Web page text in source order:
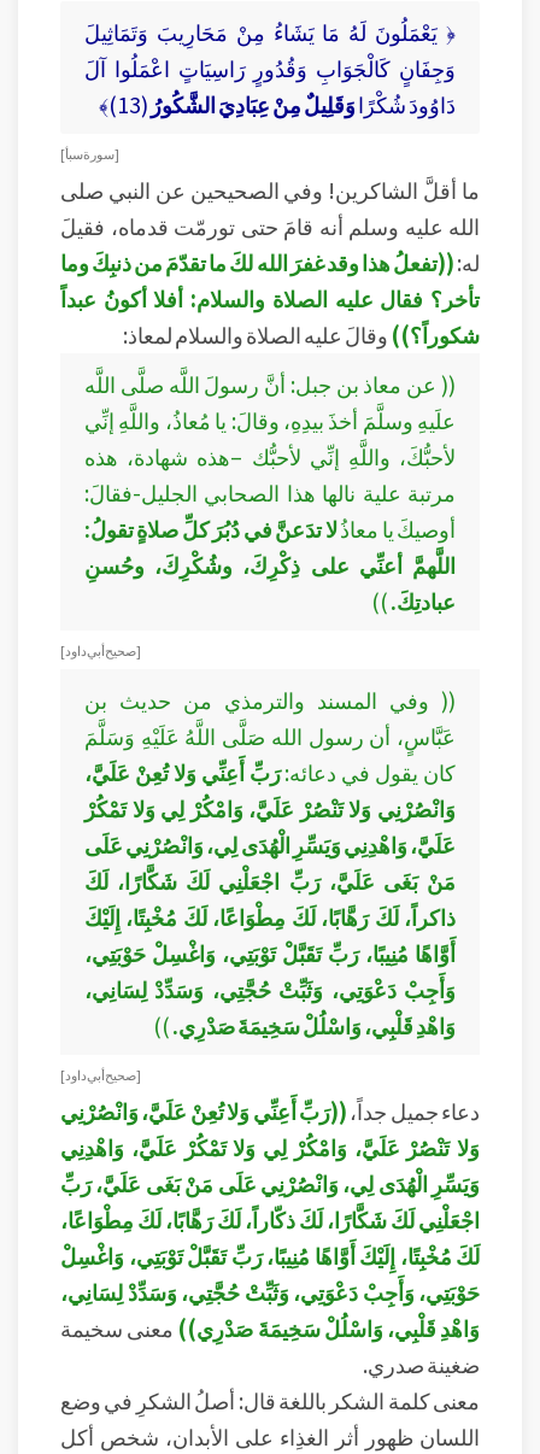
﴿ يَعْمَلُونَ لَهُ مَا يَشَاءُ مِنْ مَحَارِيبَ وَتَمَاثِيلَ
وَجِفَانٍ كَالْجَوَابِ وَقُدُورٍ رَاسِيَاتٍ اعْمَلُوا آلَ
دَاوُودَ شُكْرًاوَقَلِيلٌ مِنْ عِبَادِيَ الشَّكُورُ (13)﴾
[ سورة سبأ ]
ما أقلَّ الشاكرين! وفي الصحيحين عن النبي صلى
الله عليه وسلم أنه قامَ حتى تورمّت قدماه، فقيلَ
له:((تفعلُ هذا وقد غفرَ الله لكَ ما تقدّمَ من ذنبِكَ وما
تأخر؟ فقال عليه الصلاة والسلام: أفلا أكونُ عبداً
شكوراً؟))وقالَ عليه الصلاة والسلام لمعاذ:
(( عن معاذ بن جبل: أنَّ رسولَ اللَّه صلَّى اللَّه
علَيهِ وسلَّمَ أخذَ بيدِهِ، وقالَ: يا مُعاذُ، واللَّهِ إنِّي
لأحبُّكَ، واللَّهِ إنِّي لأحبُّك –هذه شهادة، هذه
مرتبة علية نالها هذا الصحابي الجليل-فقالَ:
أوصيكَ يا معاذُلا تدَعنَّ في دُبُرَ كلِّ صلاةٍ تقولُ:
اللَّهمَّ أعنِّي على ذِكْرِكَ، وشُكْرِكَ، وحُسنِ
عبادتِكَ.))
[ صحيح أبي داود ]
(( وفي المسند والترمذي من حديث بن
عَبَّاسٍ، أن رسول الله صَلَّى اللَّهُ عَلَيْهِ وَسَلَّمَ
كان يقول في دعائه:رَبِّ أَعِنِّي وَلا تُعِنْ عَلَيَّ،
وَانْصُرْنِي وَلا تَنْصُرْ عَلَيَّ، وَامْكُرْ لِي وَلا تَمْكُرْ
عَلَيَّ، وَاهْدِنِي وَيَسِّرِ الْهُدَى لِي، وَانْصُرْنِي عَلَى
مَنْ بَغَى عَلَيَّ، رَبِّ اجْعَلْنِي لَكَ شَكَّارًا، لَكَ
ذاكراً، لَكَ رَهَّابًا، لَكَ مِطْوَاعًا، لَكَ مُخْبِتًا، إِلَيْكَ
أَوَّاهًا مُنِيبًا، رَبِّ تَقَبَّلْ تَوْبَتِي، وَاغْسِلْ حَوْبَتِي،
وَأَجِبْ دَعْوَتِي، وَثَبِّتْ حُجَّتِي، وَسَدِّدْ لِسَانِي،
وَاهْدِ قَلْبِي، وَاسْلُلْ سَخِيمَةَ صَدْرِي.))
[ صحيح أبي داود ]
دعاء جميل جداً،((رَبِّ أَعِنِّي وَلا تُعِنْ عَلَيَّ، وَانْصُرْنِي
وَلا تَنْصُرْ عَلَيَّ، وَامْكُرْ لِي وَلا تَمْكُرْ عَلَيَّ، وَاهْدِنِي
وَيَسِّرِ الْهُدَى لِي، وَانْصُرْنِي عَلَى مَنْ بَغَى عَلَيَّ، رَبِّ
اجْعَلْنِي لَكَ شَكَّارًا، لَكَ ذكّاراً، لَكَ رَهَّابًا، لَكَ مِطْوَاعًا،
لَكَ مُخْبِتًا، إِلَيْكَ أَوَّاهًا مُنِيبًا، رَبِّ تَقَبَّلْ تَوْبَتِي، وَاغْسِلْ
حَوْبَتِي، وَأَجِبْ دَعْوَتِي، وَثَبِّتْ حُجَّتِي، وَسَدِّدْ لِسَانِي،
وَاهْدِ قَلْبِي، وَاسْلُلْ سَخِيمَةَ صَدْرِي)) معنى سخيمة
ضغينة صدري.
معنى كلمة الشكر باللغة قال: أصلُ الشكرِ في وضع
اللسان ظهور أثر الغذِاء على الأبدان، شخص أكل